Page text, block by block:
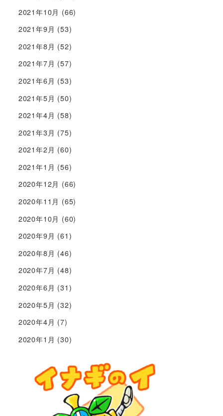
2021年10月 (66)
2021年9月 (53)
2021年8月 (52)
2021年7月 (57)
2021年6月 (53)
2021年5月 (50)
2021年4月 (58)
2021年3月 (75)
2021年2月 (60)
2021年1月 (56)
2020年12月 (66)
2020年11月 (65)
2020年10月 (60)
2020年9月 (61)
2020年8月 (46)
2020年7月 (48)
2020年6月 (31)
2020年5月 (32)
2020年4月 (7)
2020年1月 (30)